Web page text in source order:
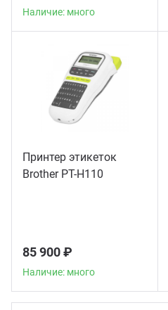
Наличие: много
Принтер этикеток
Brother PT-H110
85 900 ₽
Наличие: много